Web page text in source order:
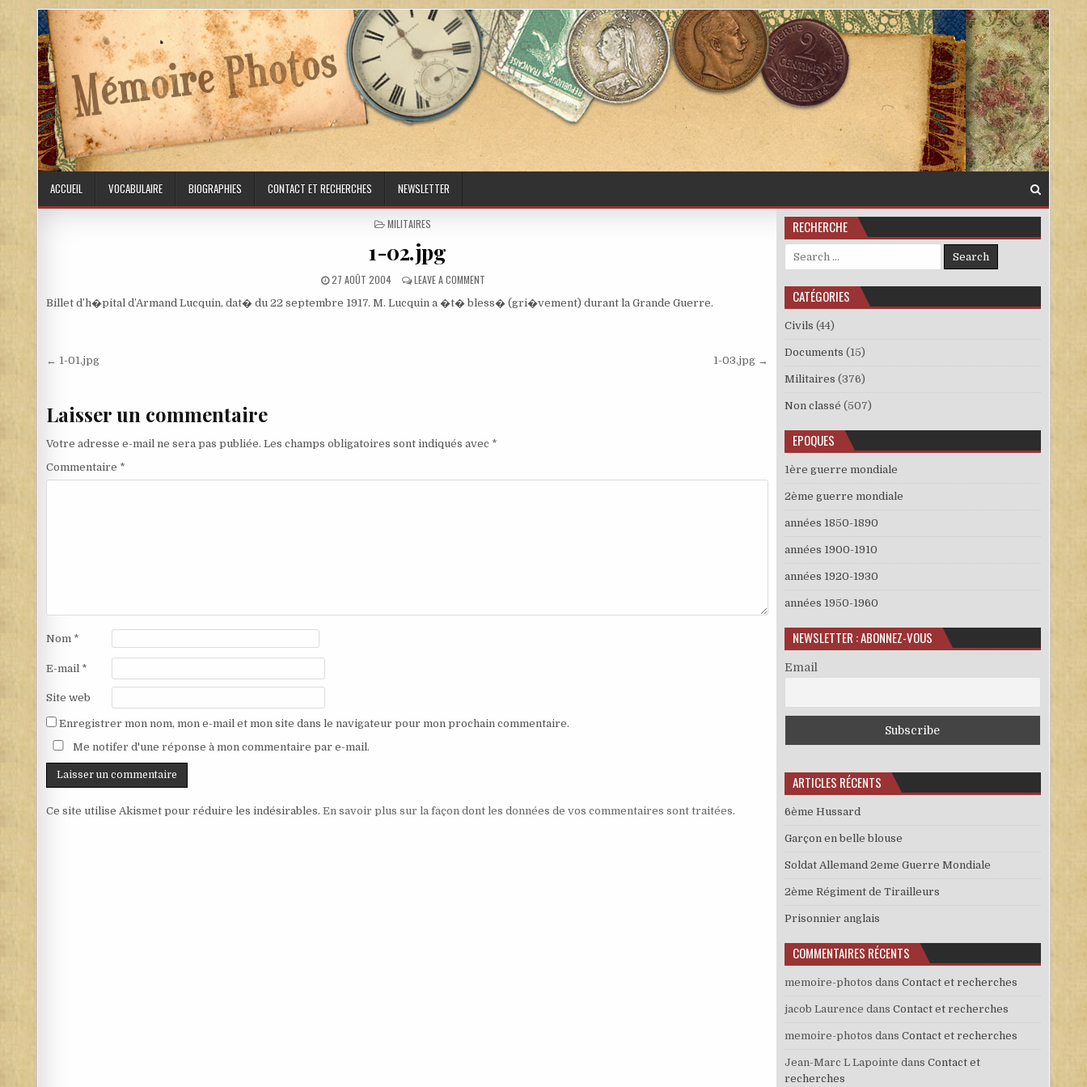
Skip to content
ACCUEIL VOCABULAIRE BIOGRAPHIES CONTACT ET RECHERCHES NEWSLETTER
POSTED IN
MILITAIRES
1-02.jpg
PUBLISHED DATE:
27 AOÛT 2004 LEAVE A COMMENTON 1-02.JPG
Billet d’h�pital d’Armand Lucquin, dat� du 22 septembre 1917. M. Lucquin a �t� bless� (gri�vement) durant la Grande Guerre.
Navigation de l’article
← 1-01.jpg 1-03.jpg →
Laisser un commentaire
Votre adresse e-mail ne sera pas publiée. Les champs obligatoires sont indiqués avec *
Commentaire *
Nom *
E-mail *
Site web
Enregistrer mon nom, mon e-mail et mon site dans le navigateur pour mon prochain commentaire.
Me notifer d'une réponse à mon commentaire par e-mail.
Ce site utilise Akismet pour réduire les indésirables. En savoir plus sur la façon dont les données de vos commentaires sont traitées.
RECHERCHE
Search for:
CATÉGORIES
Civils (44)
Documents (15)
Militaires (376)
Non classé (507)
EPOQUES
1ère guerre mondiale
2ème guerre mondiale
années 1850-1890
années 1900-1910
années 1920-1930
années 1950-1960
NEWSLETTER : ABONNEZ-VOUS
Email
ARTICLES RÉCENTS
6ème Hussard
Garçon en belle blouse
Soldat Allemand 2eme Guerre Mondiale
2ème Régiment de Tirailleurs
Prisonnier anglais
COMMENTAIRES RÉCENTS
memoire-photos dans Contact et recherches
jacob Laurence dans Contact et recherches
memoire-photos dans Contact et recherches
Jean-Marc L Lapointe dans Contact et
recherches